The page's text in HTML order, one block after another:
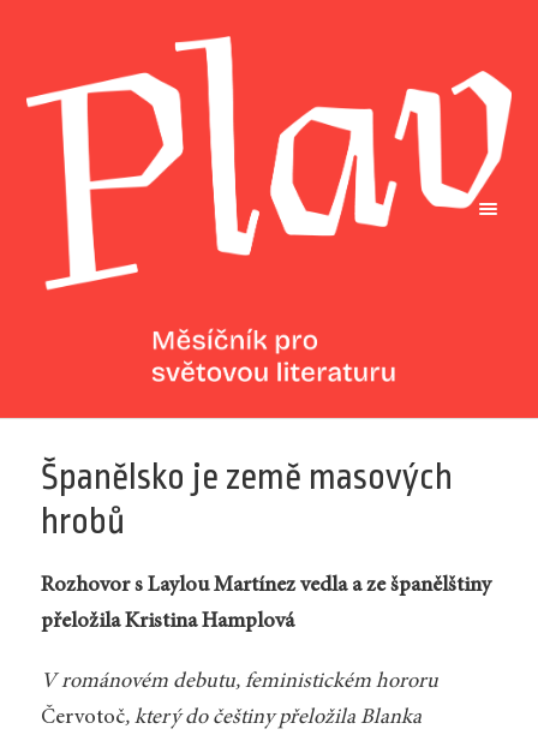
Španělsko je země masových
hrobů
Rozhovor s Laylou Martínez vedla a ze španělštiny
přeložila Kristina Hamplová
V románovém debutu, feministickém hororu
Červotoč, který do češtiny přeložila Blanka